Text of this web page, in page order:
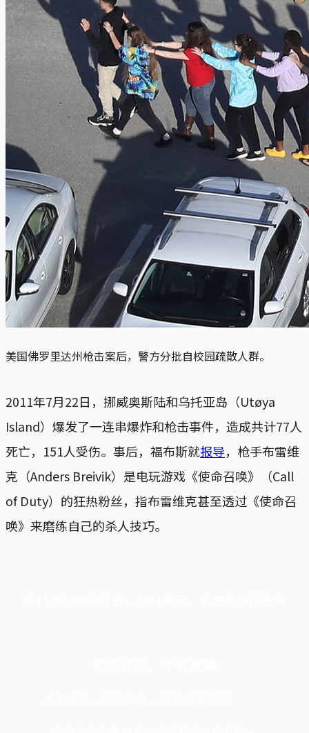
美国佛罗里达州枪击案后，警方分批自校园疏散人群。
2011年7月22日，挪威奥斯陆和乌托亚岛（Utøya
Island）爆发了一连串爆炸和枪击事件，造成共计77人
死亡，151人受伤。事后，福布斯就报导，枪手布雷维
克（Anders Breivik）是电玩游戏《使命召唤》（Call
of Duty）的狂热粉丝，指布雷维克甚至透过《使命召
唤》来磨练自己的杀人技巧。